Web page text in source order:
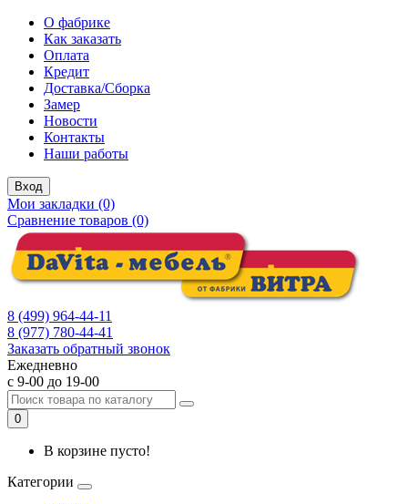
О фабрике
Как заказать
Оплата
Кредит
Доставка/Сборка
Замер
Новости
Контакты
Наши работы
Вход
Мои закладки (0)
Сравнение товаров (0)
8 (499) 964-44-11
8 (977) 780-44-41
Заказать обратный звонок
Ежедневно
с 9-00 до 19-00
0
В корзине пусто!
Категории